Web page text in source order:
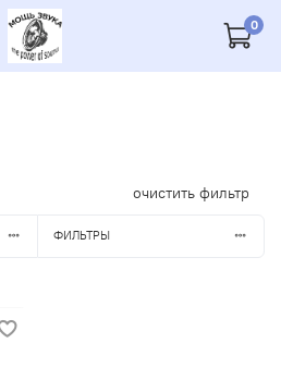
0
очистить фильтр
ФИЛЬТРЫ